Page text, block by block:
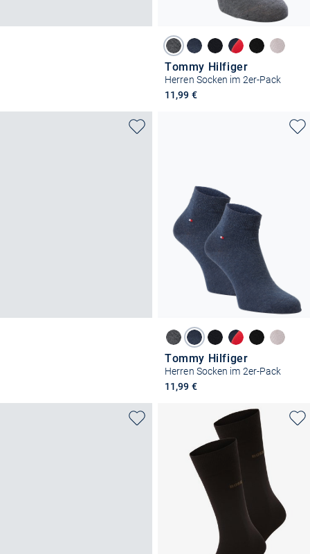
Tommy Hilfiger
Herren Socken im 2er-Pack
11,99 €
Tommy Hilfiger
Herren Socken im 2er-Pack
11,99 €